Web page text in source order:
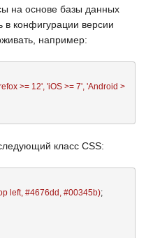
на основе базы данных
в конфигурации версии
например:
>= 12', 'iOS >= 7', 'Android >
класс CSS:
left, #4676dd, #00345b);